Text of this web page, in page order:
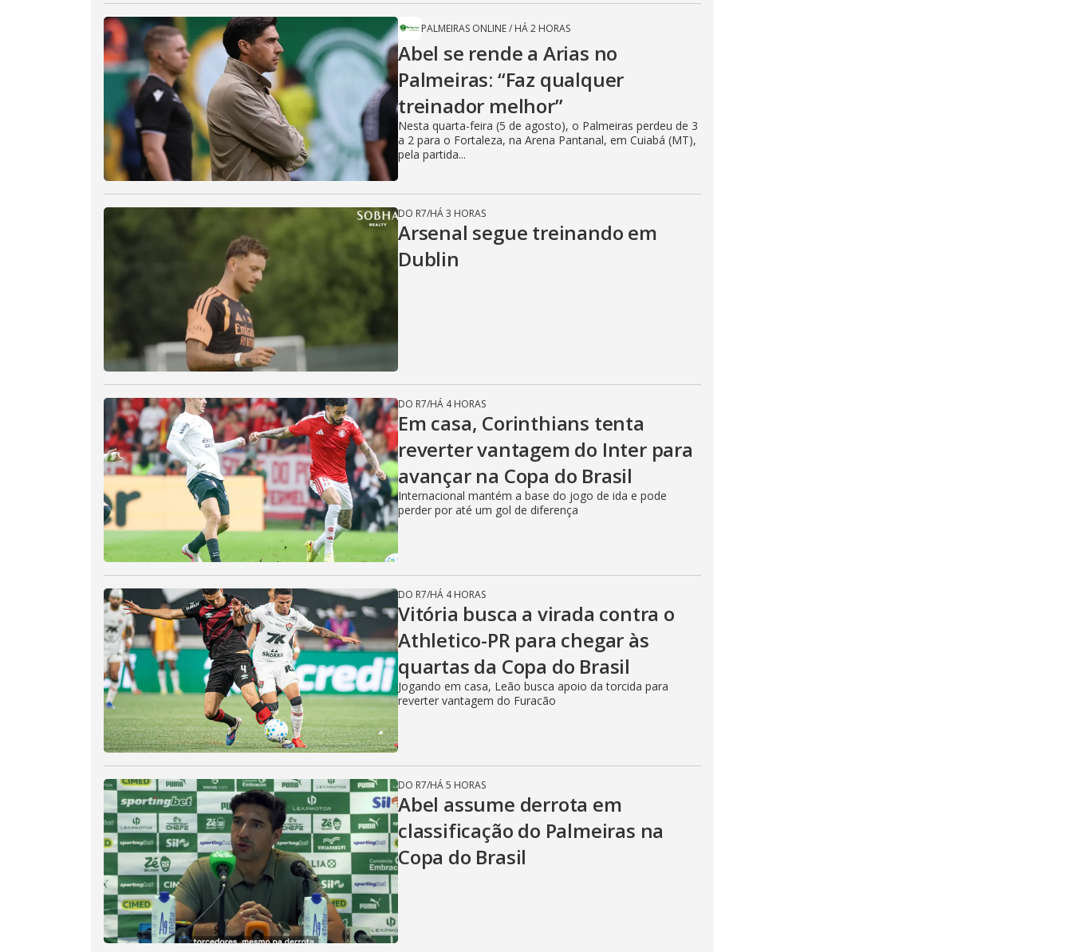
PALMEIRAS ONLINE/ HÁ 2 HORAS
Abel se rende a Arias no
Palmeiras: “Faz qualquer
treinador melhor”
Nesta quarta-feira (5 de agosto), o Palmeiras perdeu de 3
a 2 para o Fortaleza, na Arena Pantanal, em Cuiabá (MT),
pela partida...
DO R7/HÁ 3 HORAS
Arsenal segue treinando em
Dublin
DO R7/HÁ 4 HORAS
Em casa, Corinthians tenta
reverter vantagem do Inter para
avançar na Copa do Brasil
Internacional mantém a base do jogo de ida e pode
perder por até um gol de diferença
DO R7/HÁ 4 HORAS
Vitória busca a virada contra o
Athletico-PR para chegar às
quartas da Copa do Brasil
Jogando em casa, Leão busca apoio da torcida para
reverter vantagem do Furacão
DO R7/HÁ 5 HORAS
Abel assume derrota em
classificação do Palmeiras na
Copa do Brasil